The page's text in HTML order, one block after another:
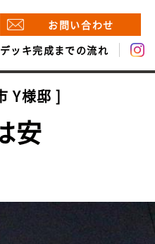
お問い合わせ
ッキ完成までの流れ
Y様邸
安